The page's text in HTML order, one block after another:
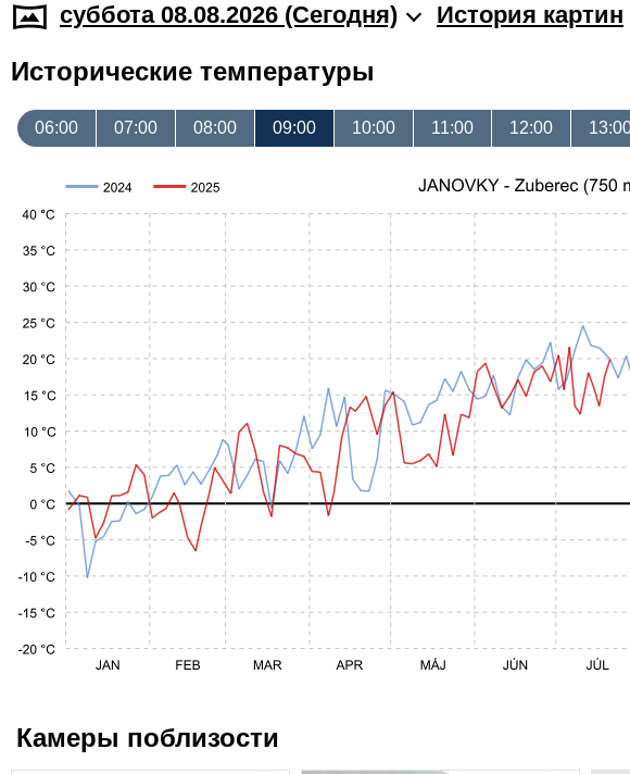
суббота 08.08.2026 (Cегодня) История картин
Исторические температуры
06:00 07:00 08:00 09:00 10:00 11:00 12:00
Камеры поблизости